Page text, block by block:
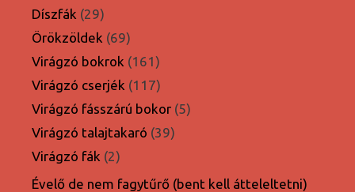
termék
Díszfák 2929
termék
Örökzöldek 6969
termék
Virágzó bokrok 161161
termék
Virágzó cserjék 117117
termék
Virágzó fásszárú bokor 55
Virágzó talajtakaró 3939
Virágzó fák 22
termék
Évelő de nem fagytűrő (bent kell átteleltetni)